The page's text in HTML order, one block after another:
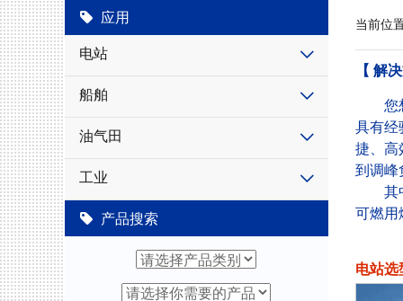
应用
电站
船舶
油气田
工业
产品搜索
当前位
【 解
您想
具有经
捷、高
到调峰
其中
可燃用
电站选